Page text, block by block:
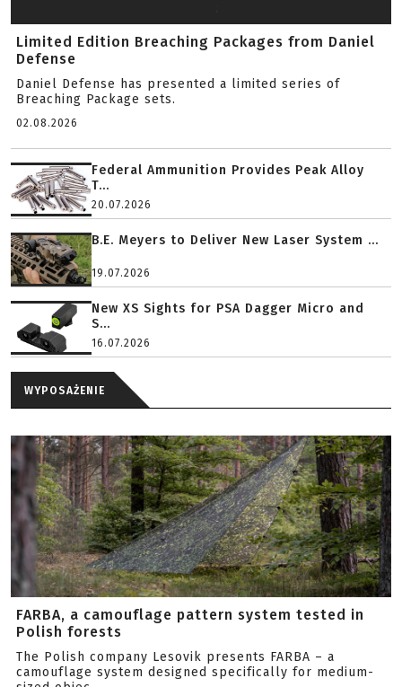
Limited Edition Breaching Packages from Daniel
Defense
Daniel Defense has presented a limited series of
Breaching Package sets.
02.08.2026
Federal Ammunition Provides Peak Alloy
T...
20.07.2026
B.E. Meyers to Deliver New Laser System ...
19.07.2026
New XS Sights for PSA Dagger Micro and
S...
16.07.2026
WYPOSAŻENIE
FARBA, a camouflage pattern system tested in
Polish forests
The Polish company Lesovik presents FARBA – a
camouflage system designed specifically for medium-